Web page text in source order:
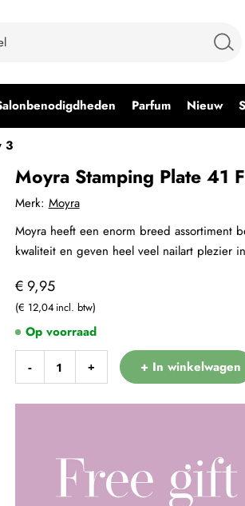
Parfum Nieuw
3
Moyra Stamping Plate 41
€ 9,95
€ 12,04
- + + In winkelwagen
Merk: Moyra
Op voorraad
Moyra heeft een enorm breed assortiment
kwaliteit en geven heel veel nailart plezier